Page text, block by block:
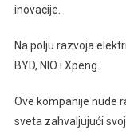
inovacije.
Na polju razvoja
BYD, NIO i Xpeng.
Ove kompanije nude
sveta zahvaljujući